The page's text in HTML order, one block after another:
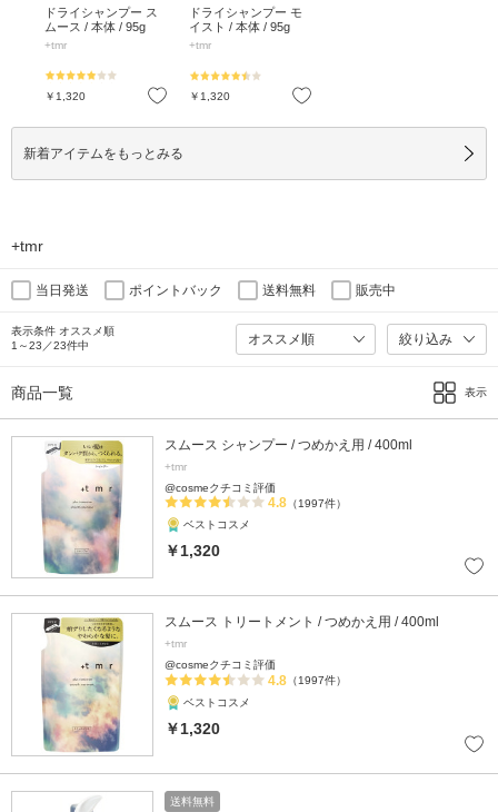
ドライシャンプー ス
ムース / 本体 / 95g
+tmr
￥1,320 お気に入り
ドライシャンプー モ
イスト / 本体 / 95g
+tmr
￥1,320
新着アイテムをもっとみる
+tmr
当日発送 ポイントバック 送料無料 販売中
表示条件 オススメ順
1～23／23件中
絞り込み
商品一覧 表示
スムース シャンプー / つめかえ用 / 400ml
+tmr
@cosmeクチコミ評価
4.8 （1997件）
ベストコスメ
￥1,320
スムース トリートメント / つめかえ用 / 400ml
+tmr
@cosmeクチコミ評価
4.8 （1997件）
ベストコスメ
￥1,320
送料無料